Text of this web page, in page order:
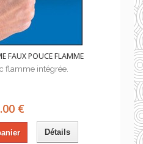
FAUX POUCE FLAMME
flamme intégrée.
€
Détails